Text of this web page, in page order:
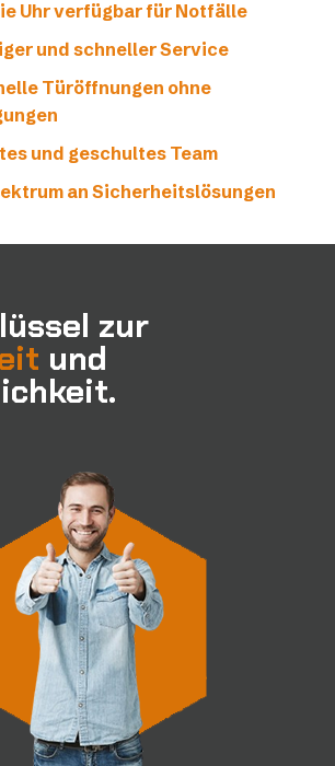
Uhr verfügbar für Notfälle
und schneller Service
Türöffnungen ohne
und geschultes Team
an Sicherheitslösungen
zur
und